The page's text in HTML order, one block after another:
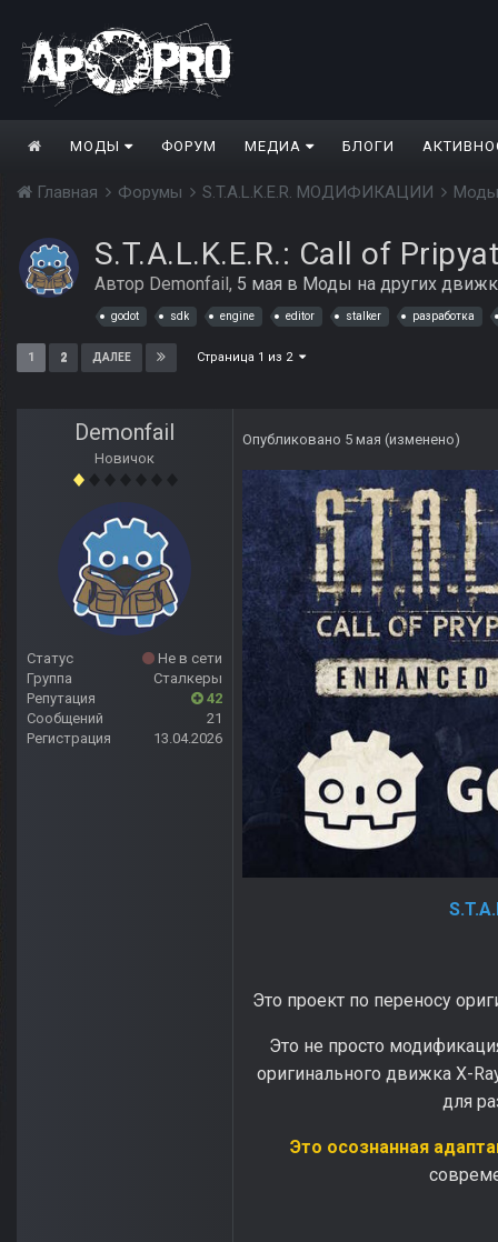
МОДЫ ФОРУМ МЕДИА БЛОГИ
Главная Форумы S.T.A.L.K.E.R. МОДИФИКАЦИИ Моды
S.T.A.L.K.E.R.: Call of
Автор Demonfail, 5 мая в Моды на других
godot sdk engine editor stalker разработка
1 2 ДАЛЕЕ Страница 1 из 2
Demonfail
Новичок
Статус
Не в сети
Группа
Сталкеры
Репутация
42
Сообщений
21
Регистрация
13.04.2026
Опубликовано 5 мая (изменено)
Это проект по переносу
Это не просто
оригинального движка X-
для
Это осознанная